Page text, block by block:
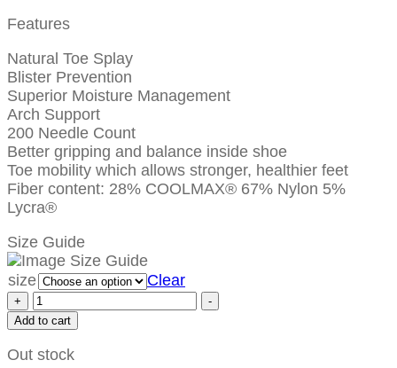
Features
Natural Toe Splay
Blister Prevention
Superior Moisture Management
Arch Support
200 Needle Count
Better gripping and balance inside shoe
Toe mobility which allows stronger, healthier feet
Fiber content: 28% COOLMAX® 67% Nylon 5%
Lycra®
Size Guide
size Clear
+
-
Add to cart
Out stock